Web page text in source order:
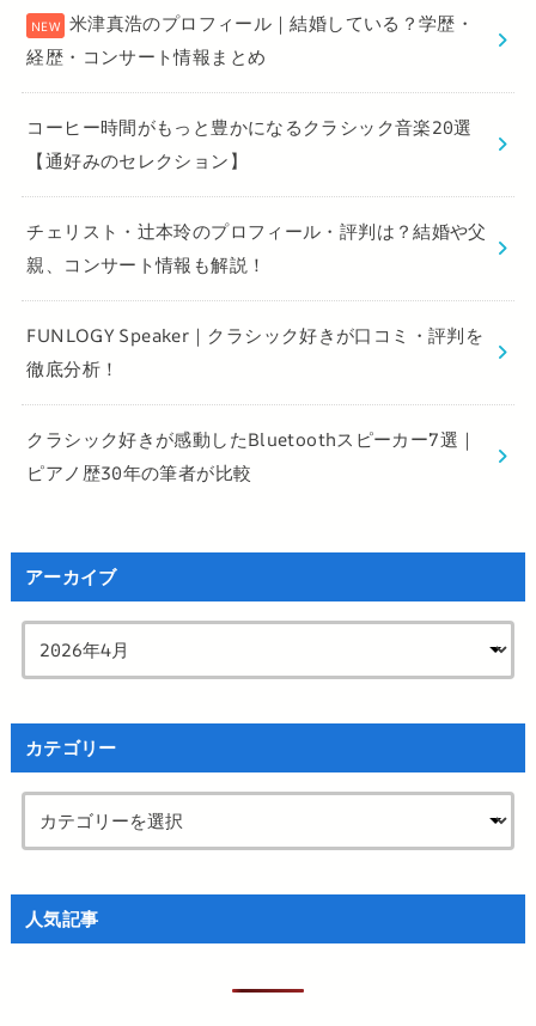
米津真浩のプロフィール｜結婚している？学歴・
経歴・コンサート情報まとめ
コーヒー時間がもっと豊かになるクラシック音楽20選
【通好みのセレクション】
チェリスト・辻本玲のプロフィール・評判は？結婚や父
親、コンサート情報も解説！
FUNLOGY Speaker｜クラシック好きが口コミ・評判を
徹底分析！
クラシック好きが感動したBluetoothスピーカー7選｜
ピアノ歴30年の筆者が比較
アーカイブ
カテゴリー
人気記事